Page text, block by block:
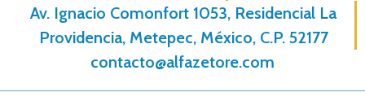
Av. Ignacio Comonfort 1053, Residencial La
Providencia, Metepec, México, C.P. 52177
contacto@alfazetore.com